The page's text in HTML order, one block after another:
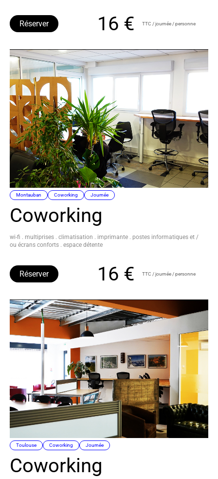
16 € TTC / journée / personne
Réserver
Montauban Coworking Journée
Coworking
wi-fi . multiprises . climatisation . imprimante . postes informatiques et /
ou écrans conforts . espace détente
16 € TTC / journée / personne
Réserver
Toulouse Coworking Journée
Coworking